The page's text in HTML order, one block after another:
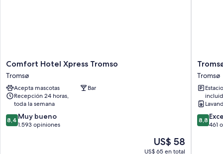
Comfort
Hotel
Xpress
Tromso
Tromsø
Comfort Hotel Xpress Tromso
Tromsø
Acepta mascotas
Bar
Recepción 24 horas,
toda la semana
8.4
de
8,4 Muy bueno
1.593 opiniones
El
precio
US$ 58
US$ 65 en total
Tromsø
Lodge
&
Tromsø
Tromsø
8.8
de
8,8
461